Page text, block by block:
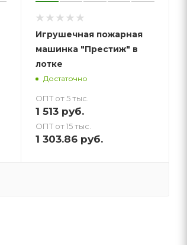
Игрушечная пожарная
машинка "Престиж" в
лотке
Достаточно
ОПТ от 5 тыс.
1 513 руб.
ОПТ от 15 тыс.
1 303.86 руб.